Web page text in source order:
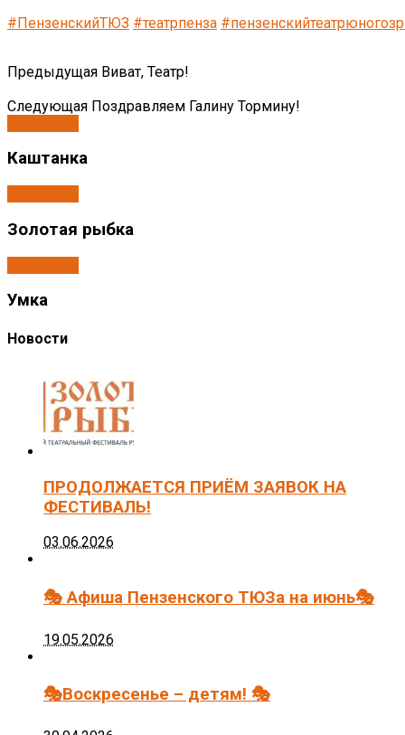
#ПензенскийТЮЗ #театрпенза
Предыдущая Виват, Театр!
Следующая Поздравляем Галину Тормину!
Каштанка
Золотая рыбка
Умка
Новости
ПРОДОЛЖАЕТСЯ ПРИЁМ ЗАЯВОК НА
ФЕСТИВАЛЬ!
03.06.2026
🎭 Афиша Пензенского ТЮЗа на июнь🎭
19.05.2026
🎭Воскресенье – детям! 🎭